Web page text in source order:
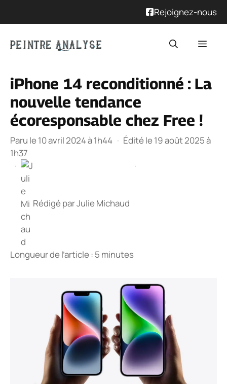
Rejoignez-nous
iPhone 14 reconditionné : La
nouvelle tendance
écoresponsable chez Free !
Paru le 10 avril 2024 à 1h44 · Édité le 19 août 2025 à
1h37
·
Rédigé parJulie Michaud
·
Longueur de l’article : 5 minutes